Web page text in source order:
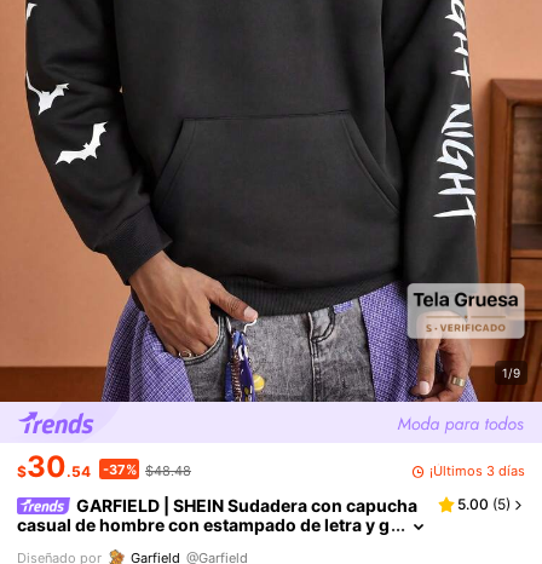
1/9
$30.54 -37% $48.48 ¡Últimos 3 días
GARFIELD | SHEIN Sudadera con capucha
casual de hombre con estampado de letra y g
5.00 (5)
Diseñado por Garfield @Garfield